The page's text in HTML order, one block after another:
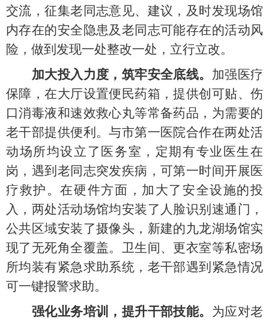
交流，征集老同志意见、建议， 及时发现场馆
内存在的安全隐患及老同志可能存在的活动风
险，做到发现一处整改一处，立行立改。
加大投入力度，筑牢安全底线。 加强医疗
保障，在大厅设置便民药箱，提供创可贴、伤
口消毒液和速效救心丸等常备药品，为需要的
老干部提供便利 。与市第一医院合作在两处活
动场所均设立了医务室， 定期有专业医生在
岗 ，遇到老同志突发疾病，可第一时间开展医
疗救护 。在硬件方面， 加大了安全设施的投
入，两处活动场馆均安装了人脸识别速通门 ，
公共区域安装了摄像头，新建的九龙湖场馆实
现了无死角全覆盖。卫生间、更衣室等私密场
所均装有紧急求助系统，老干部遇到紧急情况
可一键报警求助。
强化业务培训，提升干部技能。 为应对老